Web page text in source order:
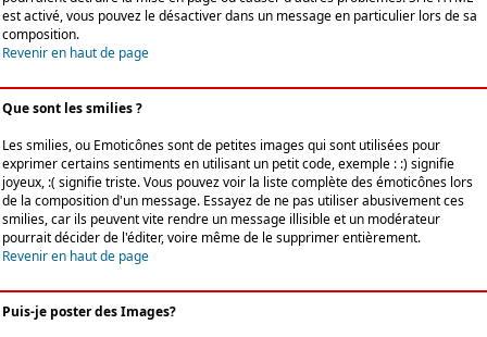
est activé, vous pouvez le désactiver dans un message en particulier lors de sa
composition.
Revenir en haut de page
Que sont les smilies ?
Les smilies, ou Emoticônes sont de petites images qui sont utilisées pour
exprimer certains sentiments en utilisant un petit code, exemple : :) signifie
joyeux, :( signifie triste. Vous pouvez voir la liste complète des émoticônes lors
de la composition d'un message. Essayez de ne pas utiliser abusivement ces
smilies, car ils peuvent vite rendre un message illisible et un modérateur
pourrait décider de l'éditer, voire même de le supprimer entièrement.
Revenir en haut de page
Puis-je poster des Images?